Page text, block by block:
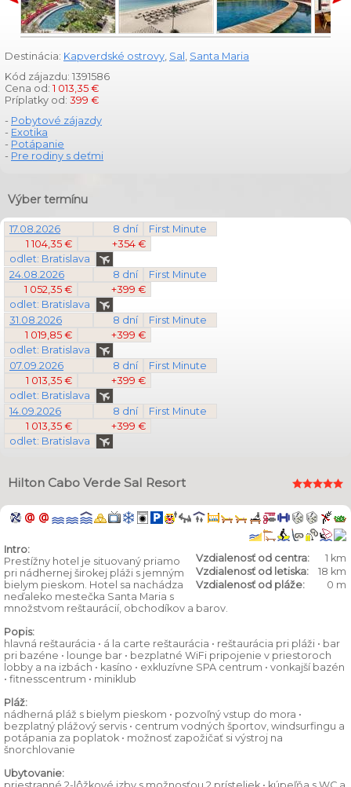
Destinácia: Kapverdské ostrovy, Sal , Santa Maria
Kód zájazdu: 1391586
Cena od: 1 013,35 €
Príplatky od: 399 €
- Pobytové zájazdy
- Exotika
- Potápanie
- Pre rodiny s deťmi
Výber termínu
17.08.2026 8 dní
First Minute
1 104,35 €
+354 €
odlet: Bratislava
24.08.2026
8 dní
First Minute
1 052,35 €
+399 €
odlet: Bratislava
31.08.2026
8 dní
First Minute
1 019,85 €
+399 €
odlet: Bratislava
07.09.2026
8 dní
First Minute
1 013,35 €
+399 €
odlet: Bratislava
14.09.2026
8 dní
First Minute
1 013,35 €
+399 €
odlet: Bratislava
Hilton Cabo Verde Sal Resort
Vzdialenosť od centra:
1 km
Vzdialenosť od letiska:
18 km
Vzdialenosť od pláže:
0 m
Intro:
Prestížny hotel je situovaný priamo
pri nádhernej širokej pláži s jemným
bielym pieskom. Hotel sa nachádza
neďaleko mestečka Santa Maria s
množstvom reštaurácií, obchodíkov a barov.
Popis:
hlavná reštaurácia • á la carte reštaurácia • reštaurácia pri pláži • bar
pri bazéne • lounge bar • bezplatné WiFi pripojenie v priestoroch
lobby a na izbách • kasíno • exkluzívne SPA centrum • vonkajší bazén
• fitnesscentrum • miniklub
Pláž:
nádherná pláž s bielym pieskom • pozvoľný vstup do mora •
bezplatný plážový servis • centrum vodných športov, windsurfingu a
potápania za poplatok • možnosť zapožičať si výstroj na
šnorchlovanie
Ubytovanie: